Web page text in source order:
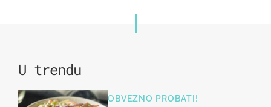
U trendu
OBVEZNO PROBATI!